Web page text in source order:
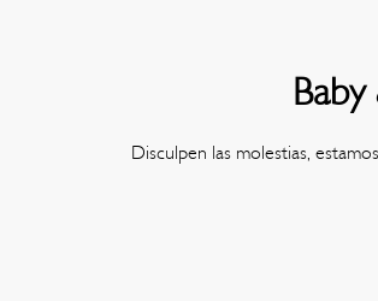
Disculpen las molestias,